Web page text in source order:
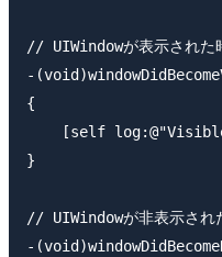
// UIWindowが表示された
-
{
[self
}
// UIWindowが非表示され
-